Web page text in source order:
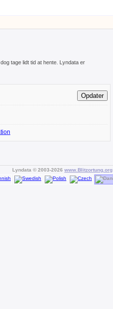
tage lidt tid at hente. Lyndata er
Lyndata © 2003-2026 www.Blitzortung.org